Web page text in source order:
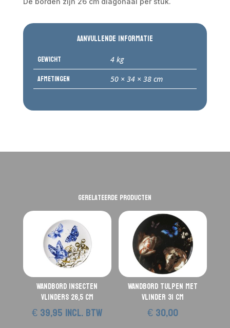
Aanvullende informatie
Gewicht 4 kg
Afmetingen 50 × 34 × 38 cm
Gerelateerde producten
Wandbord Insecten
Vlinders 26,5 cm
€39,95incl. btw
Wandbord Tulpen met
vlinder 31 cm
€30,00